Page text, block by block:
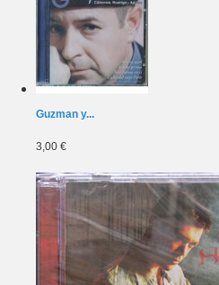
Guzman y...
3,00 €